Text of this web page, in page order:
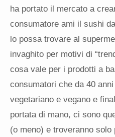
ha portato il mercato a
consumatore ami il sushi
lo possa trovare al
invaghito per motivi di
cosa vale per i prodotti a
consumatori che da 40
vegetariano e vegano e
portata di mano, ci sono
(o meno) e troveranno